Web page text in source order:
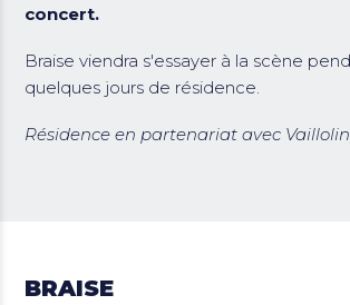
concert.
Braise viendra s'essayer à la scène
quelques jours de résidence.
Résidence en partenariat avec
BRAISE